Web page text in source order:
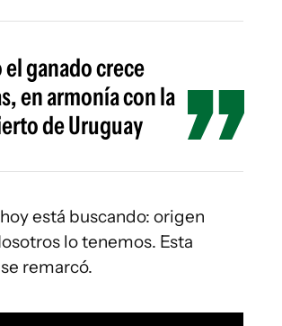
ganado crece
en armonía con la
de Uruguay
está buscando: origen
lo tenemos. Esta
remarcó.